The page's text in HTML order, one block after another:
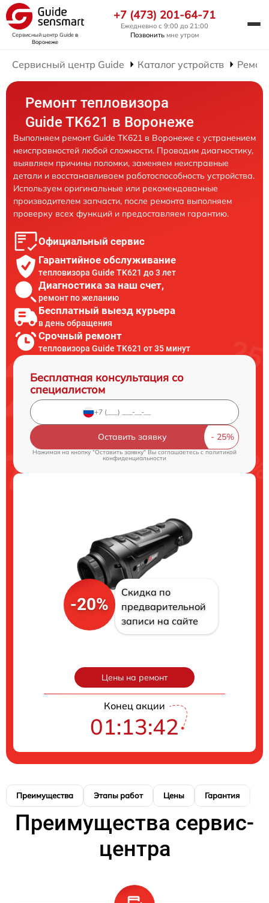
Сервисный центр Guideв
Воронеже
+7 (473) 201-64-71
Ежедневно с 9:00 до 21:00
Позвонить мне утром
Сервисный центр Guide Каталог устройств
Ремонт тепловизора
Guide TK621 в Воронеже
Выполняем ремонт Guide TK621 в Воронеже с устранением
неисправностей любой сложности. Проводим диагностику,
выявляем причины поломки, заменяем неисправные
детали и восстанавливаем работоспособность устройства.
Используем оригинальные или рекомендованные
производителем запчасти, после ремонта выполняем
проверку всех функций и предоставляем гарантию.
Официальный сервис
Гарантийное обслуживание
тепловизора Guide TK621 до 3 лет
Диагностика за наш счет,
ремонт по желанию
Бесплатный выезд курьера
в день обращения
Срочный ремонт
тепловизора Guide TK621 от 35 минут
Бесплатная консультация со
специалистом
Оставить заявку
Нажимая на кнопку "Оставить заявку" Вы соглашаетесь cполитикой
конфиденциальности
-20%
Скидка по
предварительной
записи на сайте
Цены на ремонт
Конец акции
01:13:41
Преимущества Этапы работ Цены Гарантия
Преимущества сервис-
центра